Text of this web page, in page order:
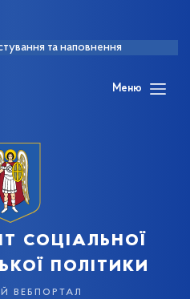
та наповнення
Меню
соціальної
політики
вебпортал